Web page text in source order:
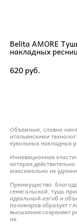
Belita AMORE
накладных
620 pуб.
Объемные, словно
итальянскими
кукольных накладных
Инновационная
которая
максимально их
Преимущество:
сенегальской, тушь
идеальный изгиб и
полимеров образует
высыхания сохраняет
их.